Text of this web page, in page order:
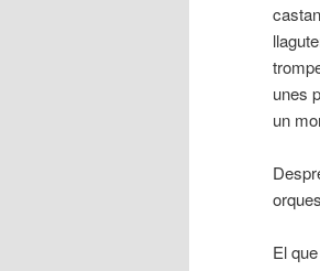
unes
un
El